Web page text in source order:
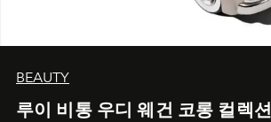
BEAUTY
루이 비통 우디 웨건 코롱 컬렉션